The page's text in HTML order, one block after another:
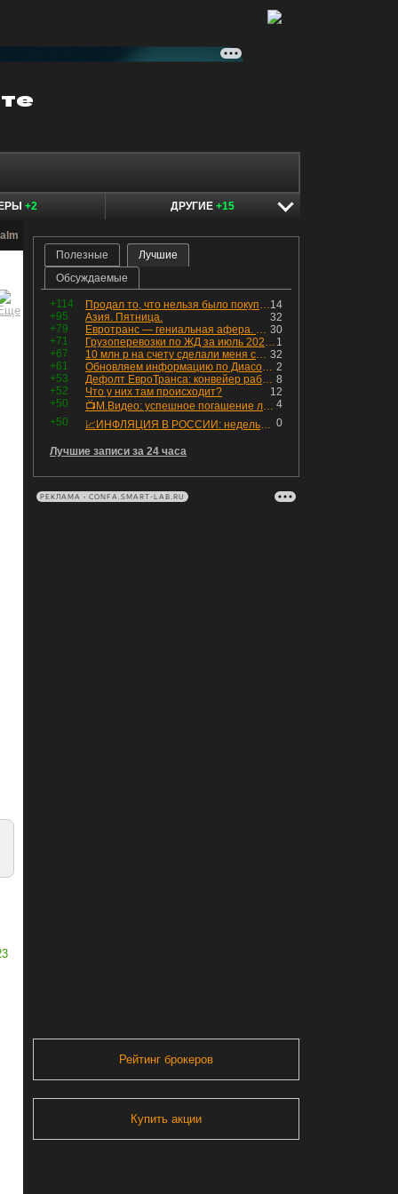
+2 ДРУГИЕ +15
Полезные
Лучшие
Обсуждаемые
+114 14
Продал то, что нельзя было покупать. Изменения в портфеле
+95
32
Азия. Пятница.
+79
30
Евротранс — гениальная афера. Собрал с инвесторов денег, выплатил дивидендов больше текущей капитализации и ушёл в дефолт
+71
1
Грузоперевозки по ЖД за июль 2026 г. — четвёртый месяц подряд роста, чёрные металлы на уровне прошлого года, а каменный уголь в плюсе.
+67
32
10 млн р на счету сделали меня счастливым? Ожидание vs Реальность!
+61
2
Обновляем информацию по Диасофту: дивиденды и выкуп
+53
8
Дефолт ЕвроТранса: конвейер работает исправно
+52
12
Что у них там происходит?
+50
4
📺М.Видео: успешное погашение любимого флоатера
+50
0
📈ИНФЛЯЦИЯ В РОССИИ: недельная дефляция, но в годовом выражении рост 😢
Лучшие записи за 24 часа
РЕКЛАМА • CONFA.SMART-LAB.RU
Рейтинг брокеров
Купить акции